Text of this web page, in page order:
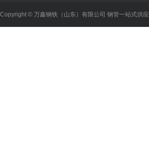
Copyright © 万鑫钢铁（山东）有限公司 钢管一站式供应